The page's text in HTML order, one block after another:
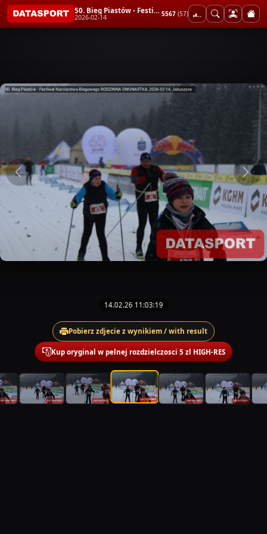
50. Bieg Piastów - Festiwal Narciarstwa Biegowego RODZINNA DWUNASTKA
2026-02-14 5567 (57)
14.02.26 11:03:19
Pobierz zdjecie z wynikiem / with result
Kup oryginal w pelnej rozdzielczosci 5 zl HIGH-RES